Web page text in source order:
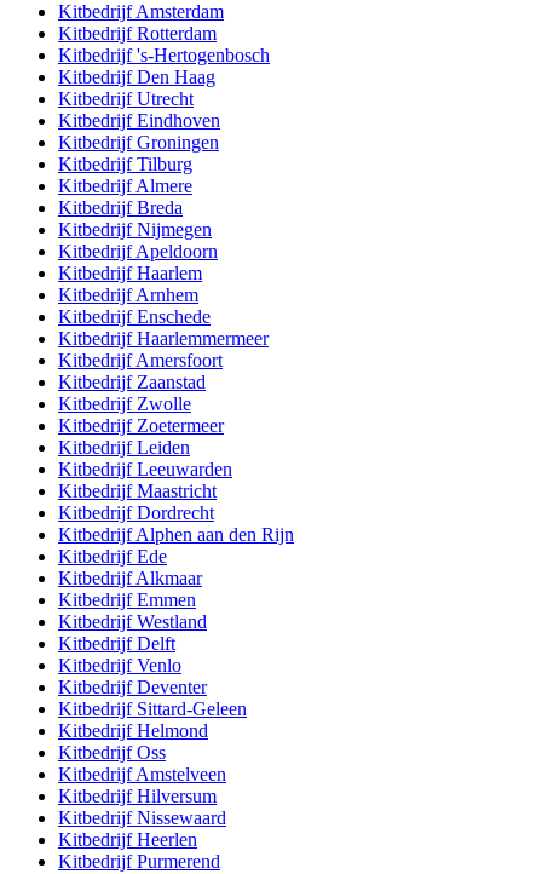
KitbedrijfAmsterdam
KitbedrijfRotterdam
Kitbedrijf's-Hertogenbosch
KitbedrijfDen Haag
KitbedrijfUtrecht
KitbedrijfEindhoven
KitbedrijfGroningen
KitbedrijfTilburg
KitbedrijfAlmere
KitbedrijfBreda
KitbedrijfNijmegen
KitbedrijfApeldoorn
KitbedrijfHaarlem
KitbedrijfArnhem
KitbedrijfEnschede
KitbedrijfHaarlemmermeer
KitbedrijfAmersfoort
Kitbedrijf Zaanstad
Kitbedrijf Zwolle
Kitbedrijf Zoetermeer
KitbedrijfLeiden
KitbedrijfLeeuwarden
KitbedrijfMaastricht
KitbedrijfDordrecht
KitbedrijfAlphen aan den Rijn
KitbedrijfEde
KitbedrijfAlkmaar
KitbedrijfEmmen
KitbedrijfWestland
KitbedrijfDelft
KitbedrijfVenlo
KitbedrijfDeventer
Kitbedrijf Sittard-Geleen
KitbedrijfHelmond
KitbedrijfOss
KitbedrijfAmstelveen
KitbedrijfHilversum
KitbedrijfNissewaard
KitbedrijfHeerlen
KitbedrijfPurmerend